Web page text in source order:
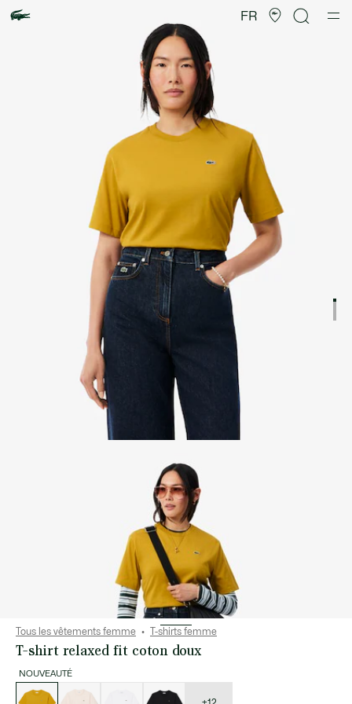
FR
d’images
produit
Tous les vêtements femme T-shirts femme
T-shirt relaxed fit coton doux
NOUVEAUTÉ
des
déclinaisons